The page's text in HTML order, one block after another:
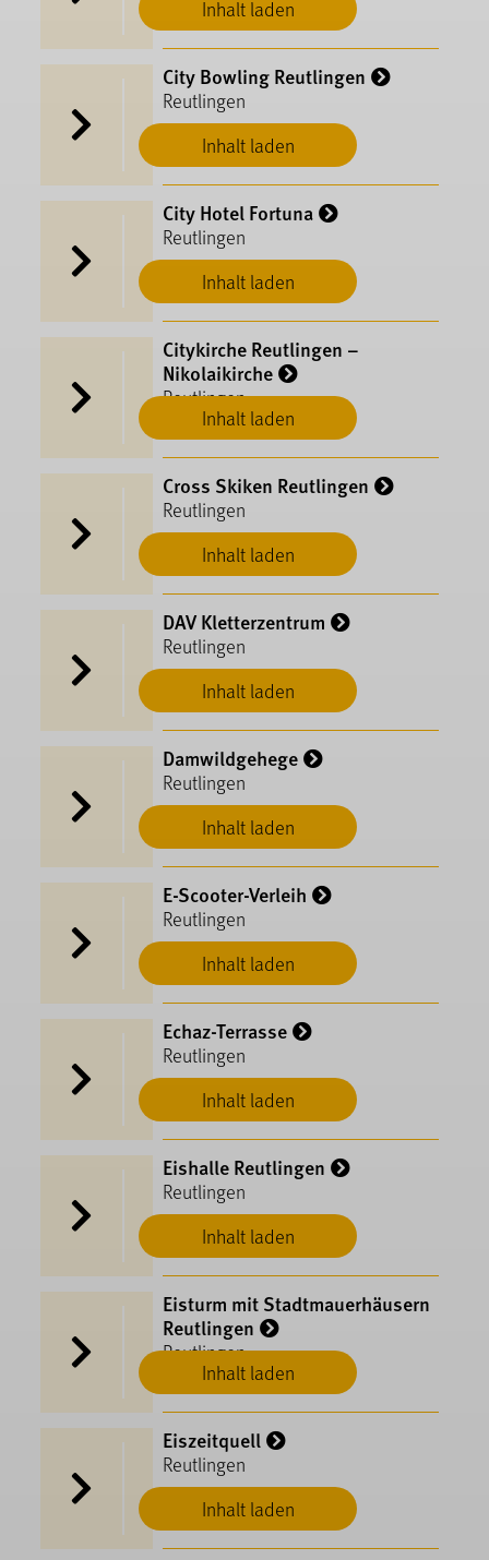
Inhalt laden
Inhalt laden
City Bowling Reutlingen
Reutlingen
Inhalt laden
City Hotel Fortuna
Reutlingen
Inhalt laden
Citykirche Reutlingen –
Nikolaikirche
Reutlingen
Inhalt laden
Cross Skiken Reutlingen
Reutlingen
Inhalt laden
DAV Kletterzentrum
Reutlingen
Inhalt laden
Damwildgehege
Reutlingen
Inhalt laden
E-Scooter-Verleih
Reutlingen
Inhalt laden
Echaz-Terrasse
Reutlingen
Inhalt laden
Eishalle Reutlingen
Reutlingen
Inhalt laden
Eisturm mit Stadtmauerhäusern
Reutlingen
Reutlingen
Inhalt laden
Eiszeitquell
Reutlingen